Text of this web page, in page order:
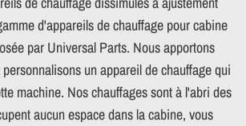
d'appareils de chauffage pour cabine
par Universal Parts. Nous apportons
un appareil de chauffage qui
machine. Nos chauffages sont à l'abri des
aucun espace dans la cabine, vous